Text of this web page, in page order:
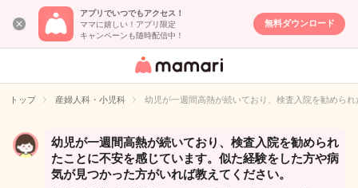
アプリでいつでもアクセス！
ママに嬉しい！アプリ限定
キャンペーンも随時配信中！
無料ダウンロード
女性専用匿名QA
イト
トップ 産婦人科・小児科 幼児が一週間高熱が続いており、検査入院を勧めら
幼児が一週間高熱が続いており、検査入院を勧められ
たことに不安を感じています。似た経験をした方や病
気が見つかった方がいれば教えてください。